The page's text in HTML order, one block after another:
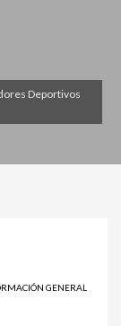
Deportivos
GENERAL